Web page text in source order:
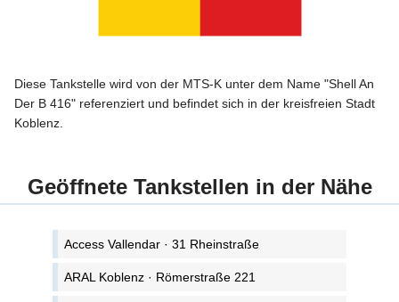
Diese Tankstelle wird von der MTS-K unter dem Name "Shell An
Der B 416" referenziert und befindet sich in der kreisfreien Stadt
Koblenz.
Geöffnete Tankstellen in der Nähe
Access Vallendar · 31 Rheinstraße
ARAL Koblenz · Römerstraße 221